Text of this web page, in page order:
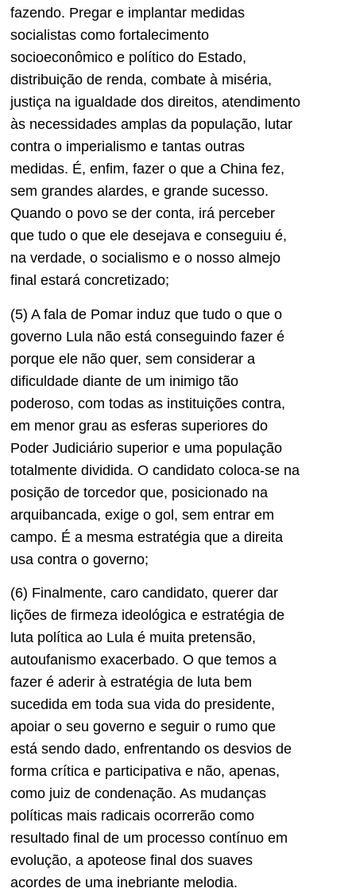
fazendo. Pregar e implantar medidas
socialistas como fortalecimento
socioeconômico e político do Estado,
distribuição de renda, combate à miséria,
justiça na igualdade dos direitos, atendimento
às necessidades amplas da população, lutar
contra o imperialismo e tantas outras
medidas. É, enfim, fazer o que a China fez,
sem grandes alardes, e grande sucesso.
Quando o povo se der conta, irá perceber
que tudo o que ele desejava e conseguiu é,
na verdade, o socialismo e o nosso almejo
final estará concretizado;
(5) A fala de Pomar induz que tudo o que o
governo Lula não está conseguindo fazer é
porque ele não quer, sem considerar a
dificuldade diante de um inimigo tão
poderoso, com todas as instituições contra,
em menor grau as esferas superiores do
Poder Judiciário superior e uma população
totalmente dividida. O candidato coloca-se na
posição de torcedor que, posicionado na
arquibancada, exige o gol, sem entrar em
campo. É a mesma estratégia que a direita
usa contra o governo;
(6) Finalmente, caro candidato, querer dar
lições de firmeza ideológica e estratégia de
luta política ao Lula é muita pretensão,
autoufanismo exacerbado. O que temos a
fazer é aderir à estratégia de luta bem
sucedida em toda sua vida do presidente,
apoiar o seu governo e seguir o rumo que
está sendo dado, enfrentando os desvios de
forma crítica e participativa e não, apenas,
como juiz de condenação. As mudanças
políticas mais radicais ocorrerão como
resultado final de um processo contínuo em
evolução, a apoteose final dos suaves
acordes de uma inebriante melodia.